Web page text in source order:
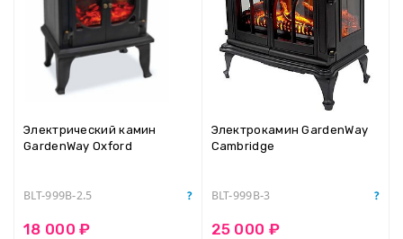
Электрический камин
GardenWay Oxford
BLT-999B-2.5
18 000 ₽
Электрокамин GardenWay
Cambridge
BLT-999B-3
25 000 ₽